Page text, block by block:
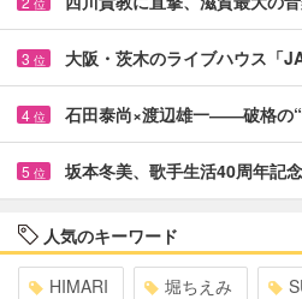
位
3 位 大阪・茨木のライブハウス「
4 位 石田泰尚×渡辺雄一――破格
5 位 坂本冬美、歌手生活40周年記
人気のキーワード
HIMARI 堀ちえみ